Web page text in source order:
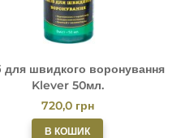
для швидкого воронування
Klever 50мл.
720,0 грн
В КОШИК